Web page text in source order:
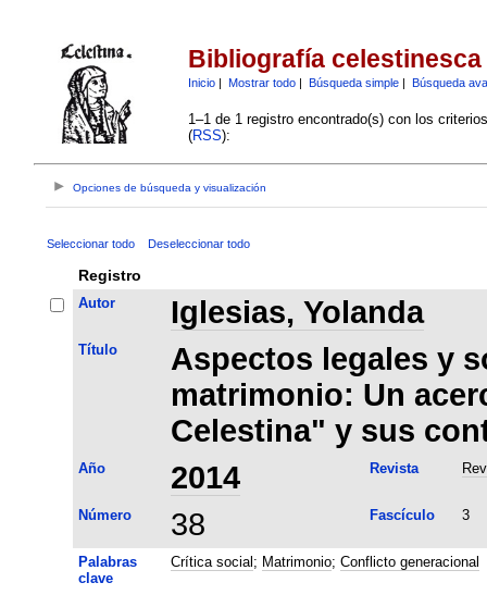
Bibliografía celestinesca
Inicio| Mostrar todo| Búsqueda simple| Búsqueda
1–1 de 1 registro encontrado(s) con los
(RSS):
Opciones de búsqueda y visualización
Seleccionar todo Deseleccionar todo
Registro
Autor Iglesias, Yolanda
Título
Aspectos legales y
matrimonio: Un
Celestina" y sus
Año 2014 Revista
Número 38 Fascículo 3
Palabras
clave
Crítica social ; Matrimonio; Conflicto generacional